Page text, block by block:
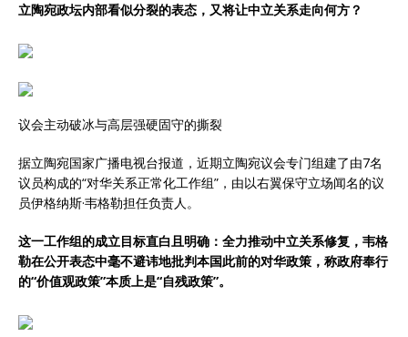
立陶宛政坛内部看似分裂的表态，又将让中立关系走向何方？
议会主动破冰与高层强硬固守的撕裂
据立陶宛国家广播电视台报道，近期立陶宛议会专门组建了由7名
议员构成的“对华关系正常化工作组”，由以右翼保守立场闻名的议
员伊格纳斯·韦格勒担任负责人。
这一工作组的成立目标直白且明确：全力推动中立关系修复，韦格
勒在公开表态中毫不避讳地批判本国此前的对华政策，称政府奉行
的“价值观政策”本质上是“自残政策”。